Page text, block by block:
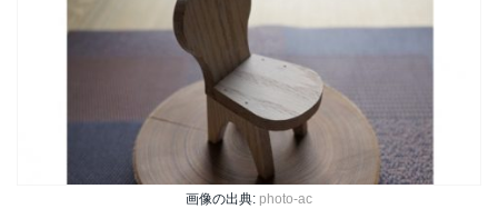
画像の出典: photo-ac